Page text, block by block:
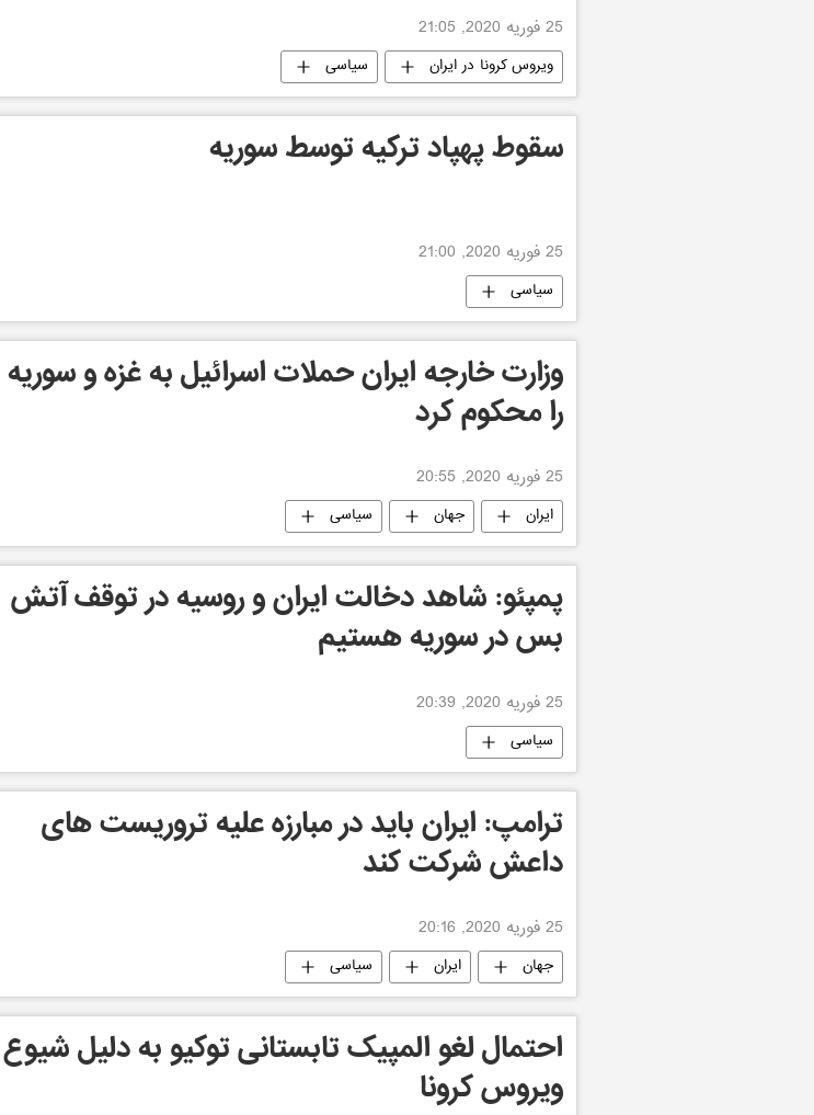
25 فوریه 2020, 21:05
ویروس کرونا در ایران سیاسی
سقوط پهپاد ترکیه توسط سوریه
25 فوریه 2020, 21:00
سیاسی
وزارت خارجه ایران حملات اسرائیل به غزه و سوریه
را محکوم کرد
25 فوریه 2020, 20:55
ایران جهان سیاسی
پمپئو: شاهد دخالت ایران و روسیه در توقف آتش
بس در سوریه هستیم
25 فوریه 2020, 20:39
سیاسی
ترامپ: ایران باید در مبارزه علیه تروریست های
داعش شرکت کند
25 فوریه 2020, 20:16
جهان ایران سیاسی
احتمال لغو المپیک تابستانی توکیو به دلیل شیوع
ویروس کرونا